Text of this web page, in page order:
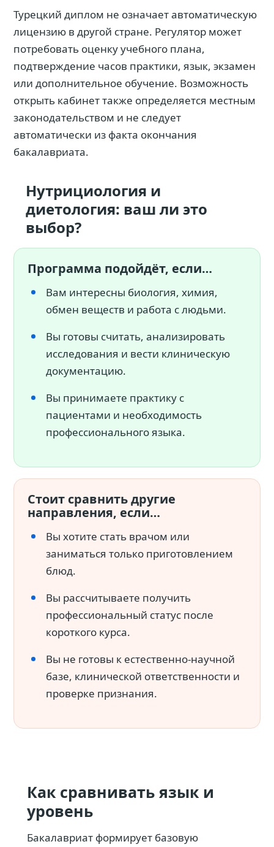
Турецкий диплом не означает автоматическую
лицензию в другой стране. Регулятор может
потребовать оценку учебного плана,
подтверждение часов практики, язык, экзамен
или дополнительное обучение. Возможность
открыть кабинет также определяется местным
законодательством и не следует
автоматически из факта окончания
бакалавриата.
Нутрициология и
диетология: ваш ли это
выбор?
Программа подойдёт, если…
Вам интересны биология, химия,
обмен веществ и работа с людьми.
Вы готовы считать, анализировать
исследования и вести клиническую
документацию.
Вы принимаете практику с
пациентами и необходимость
профессионального языка.
Стоит сравнить другие
направления, если…
Вы хотите стать врачом или
заниматься только приготовлением
блюд.
Вы рассчитываете получить
профессиональный статус после
короткого курса.
Вы не готовы к естественно-научной
базе, клинической ответственности и
проверке признания.
Как сравнивать язык и
уровень
Бакалавриат формирует базовую